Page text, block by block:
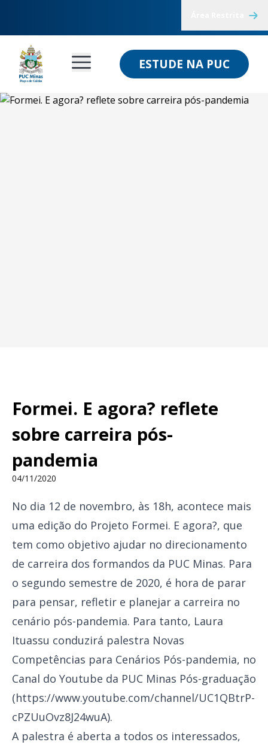
ESTUDE NA PUC
Formei. E agora? reflete
sobre carreira pós-
pandemia
04/11/2020
No dia 12 de novembro, às 18h, acontece mais
uma edição do Projeto Formei. E agora?, que
tem como objetivo ajudar no direcionamento
de carreira dos formandos da PUC Minas. Para
o segundo semestre de 2020, é hora de parar
para pensar, refletir e planejar a carreira no
cenário pós-pandemia. Para tanto, Laura
Ituassu conduzirá palestra Novas
Competências para Cenários Pós-pandemia, no
Canal do Youtube da PUC Minas Pós-graduação
(https://www.youtube.com/channel/UC1QBtrP-
cPZUuOvz8J24wuA).
A palestra é aberta a todos os interessados,